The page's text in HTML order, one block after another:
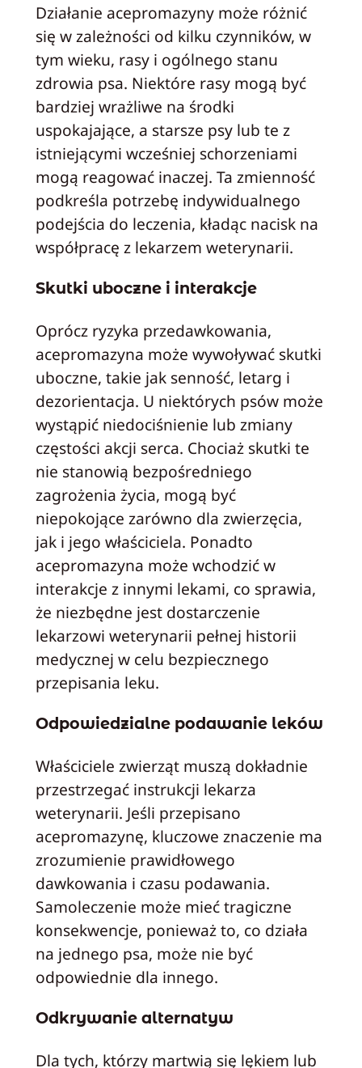
Działanie acepromazyny może różnić
się w zależności od kilku czynników, w
tym wieku, rasy i ogólnego stanu
zdrowia psa. Niektóre rasy mogą być
bardziej wrażliwe na środki
uspokajające, a starsze psy lub te z
istniejącymi wcześniej schorzeniami
mogą reagować inaczej. Ta zmienność
podkreśla potrzebę indywidualnego
podejścia do leczenia, kładąc nacisk na
współpracę z lekarzem weterynarii.
Skutki uboczne i interakcje
Oprócz ryzyka przedawkowania,
acepromazyna może wywoływać skutki
uboczne, takie jak senność, letarg i
dezorientacja. U niektórych psów może
wystąpić niedociśnienie lub zmiany
częstości akcji serca. Chociaż skutki te
nie stanowią bezpośredniego
zagrożenia życia, mogą być
niepokojące zarówno dla zwierzęcia,
jak i jego właściciela. Ponadto
acepromazyna może wchodzić w
interakcje z innymi lekami, co sprawia,
że niezbędne jest dostarczenie
lekarzowi weterynarii pełnej historii
medycznej w celu bezpiecznego
przepisania leku.
Odpowiedzialne podawanie leków
Właściciele zwierząt muszą dokładnie
przestrzegać instrukcji lekarza
weterynarii. Jeśli przepisano
acepromazynę, kluczowe znaczenie ma
zrozumienie prawidłowego
dawkowania i czasu podawania.
Samoleczenie może mieć tragiczne
konsekwencje, ponieważ to, co działa
na jednego psa, może nie być
odpowiednie dla innego.
Odkrywanie alternatyw
Dla tych, którzy martwią się lękiem lub